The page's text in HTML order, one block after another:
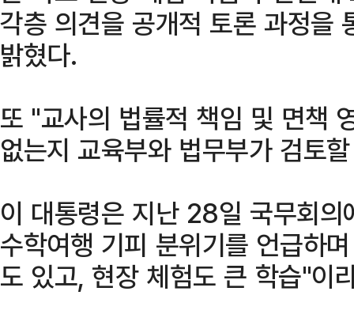
각층 의견을 공개적 토론 과정을
밝혔다.
또 "교사의 법률적 책임 및 면책
없는지 교육부와 법무부가 검토
이 대통령은 지난 28일 국무회의
수학여행 기피 분위기를 언급하
도 있고, 현장 체험도 큰 학습"이